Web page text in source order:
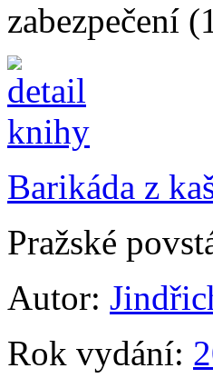
zabezpečení
Barikáda z
Pražské
Autor:
Rok vydání: